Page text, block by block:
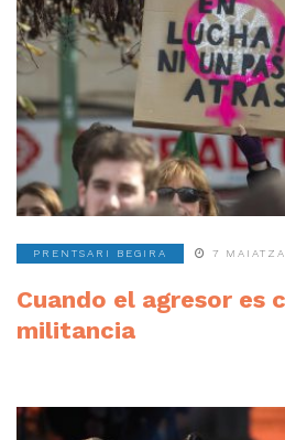
PRENTSARI BEGIRA 7
Cuando el agresor es
militancia